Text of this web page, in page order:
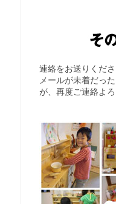
連絡をお送りくだ
メールが未着だっ
が、再度ご連絡よ